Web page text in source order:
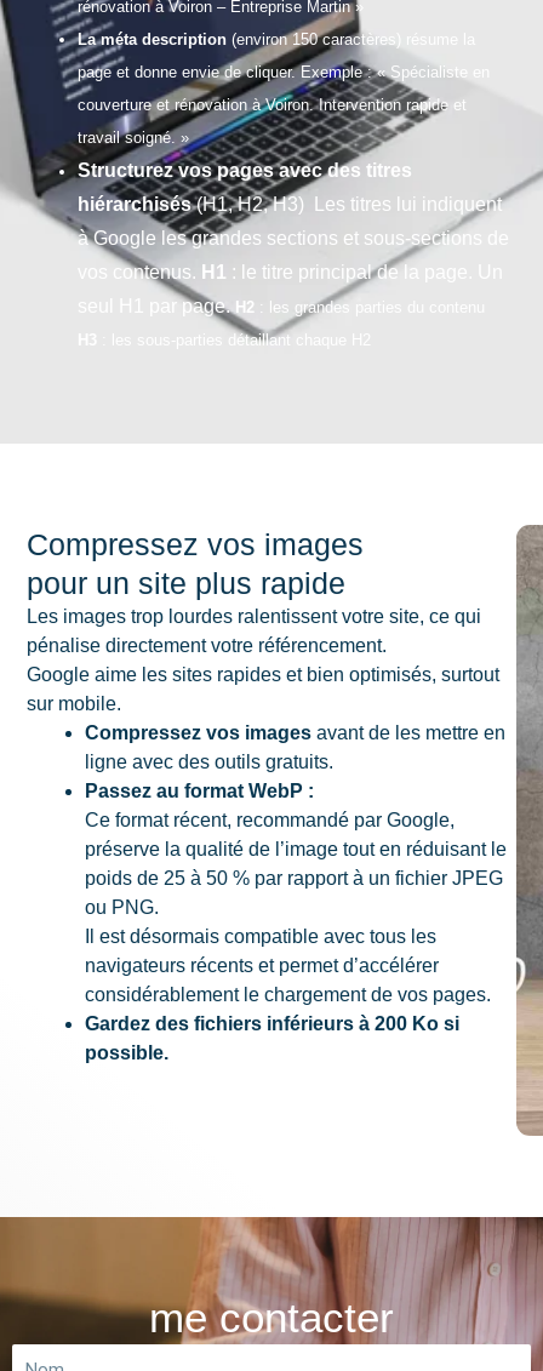
rénovation à Voiron – Entreprise Martin »
La méta description (environ 150 caractères) résume la
page et donne envie de cliquer. Exemple : « Spécialiste en
couverture et rénovation à Voiron. Intervention rapide et
travail soigné. »
Structurez vos pages avec des titres
hiérarchisés(H1, H2, H3) Les titres lui indiquent
à Google les grandes sections et sous-sections de
vos contenus. H1 : le titre principal de la page. Un
seul H1 par page. H2 : les grandes parties du contenu
: les sous-parties détaillant chaque H2
Compressez vos images
pour un site plus rapide
Les images trop lourdes ralentissent votre site, ce qui
pénalise directement votre référencement.
Google aime les sites rapides et bien optimisés, surtout
sur mobile.
Compressez vos images avant de les mettre en
ligne avec des outils gratuits.
Passez au format WebP :
Ce format récent, recommandé par Google,
préserve la qualité de l’image tout en réduisant le
poids de 25 à 50 % par rapport à un fichier JPEG
ou PNG.
Il est désormais compatible avec tous les
navigateurs récents et permet d’accélérer
considérablement le chargement de vos pages.
Gardez des fichiers inférieurs à 200 Ko si
possible.
me contacter
Nom